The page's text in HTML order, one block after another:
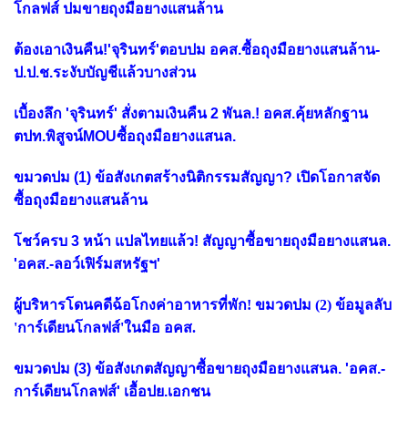
โกลฟส์ ปมขายถุงมือยางแสนล้าน
ต้องเอาเงินคืน!'จุรินทร์'ตอบปม อคส.ซื้อถุงมือยางแสนล้าน-
ป.ป.ช.ระงับบัญชีแล้วบางส่วน
เบื้องลึก 'จุรินทร์' สั่งตามเงินคืน 2 พันล.! อคส.คุ้ยหลักฐาน
ตปท.พิสูจน์MOUซื้อถุงมือยางแสนล.
ขมวดปม (1) ข้อสังเกตสร้างนิติกรรมสัญญา? เปิดโอกาสจัด
ซื้อถุงมือยางแสนล้าน
โชว์ครบ 3 หน้า แปลไทยแล้ว! สัญญาซื้อขายถุงมือยางแสนล.
'อคส.-ลอว์เฟิร์มสหรัฐฯ'
ผู้บริหารโดนคดีฉ้อโกงค่าอาหารที่พัก! ขมวดปม (2) ข้อมูลลับ
'การ์เดียนโกลฟส์'ในมือ อคส.
ขมวดปม (3) ข้อสังเกตสัญญาซื้อขายถุงมือยางแสนล. 'อคส.-
การ์เดียนโกลฟส์' เอื้อปย.เอกชน